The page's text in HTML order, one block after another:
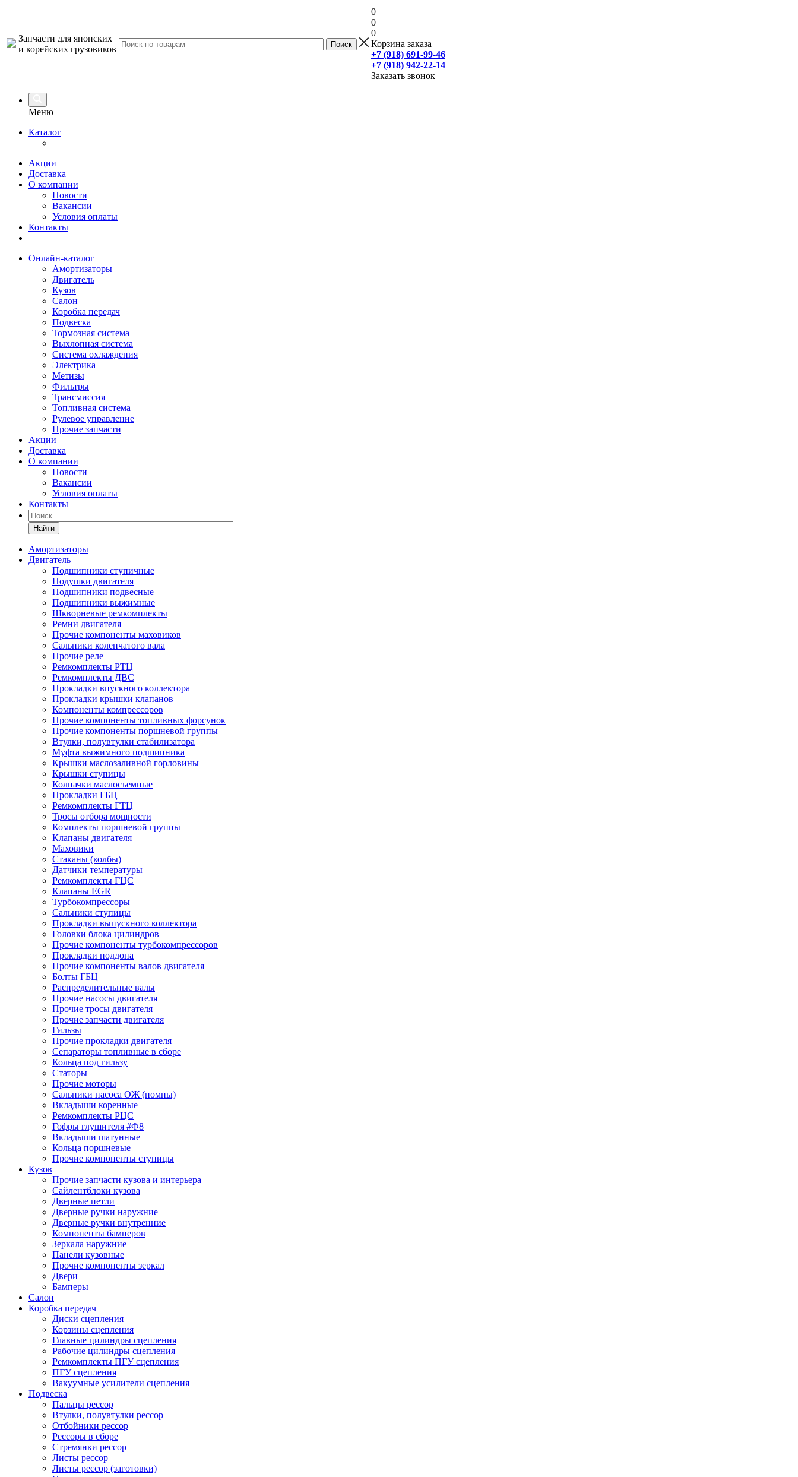
Запчасти для японских
и корейских грузовиков
0
0
0
Корзина заказа
+7 (918) 691-99-46
+7 (918) 942-22-14
Заказать звонок
Меню
Каталог
Акции
Доставка
О компании
Новости
Вакансии
Условия оплаты
Контакты
Онлайн-каталог
Амортизаторы
Двигатель
Кузов
Салон
Коробка передач
Подвеска
Тормозная система
Выхлопная система
Система охлаждения
Электрика
Метизы
Фильтры
Трансмиссия
Топливная система
Рулевое управление
Прочие запчасти
Акции
Доставка
О компании
Новости
Вакансии
Условия оплаты
Контакты
Найти
Амортизаторы
Двигатель
Подшипники ступичные
Подушки двигателя
Подшипники подвесные
Подшипники выжимные
Шкворневые ремкомплекты
Ремни двигателя
Прочие компоненты маховиков
Сальники коленчатого вала
Прочие реле
Ремкомплекты РТЦ
Ремкомплекты ДВС
Прокладки впускного коллектора
Прокладки крышки клапанов
Компоненты компрессоров
Прочие компоненты топливных форсунок
Прочие компоненты поршневой группы
Втулки, полувтулки стабилизатора
Муфта выжимного подшипника
Крышки маслозаливной горловины
Крышки ступицы
Колпачки маслосъемные
Прокладки ГБЦ
Ремкомплекты ГТЦ
Тросы отбора мощности
Комплекты поршневой группы
Клапаны двигателя
Маховики
Стаканы (колбы)
Датчики температуры
Ремкомплекты ГЦС
Клапаны EGR
Турбокомпрессоры
Сальники ступицы
Прокладки выпускного коллектора
Головки блока цилиндров
Прочие компоненты турбокомпрессоров
Прокладки поддона
Прочие компоненты валов двигателя
Болты ГБЦ
Распределительные валы
Прочие насосы двигателя
Прочие тросы двигателя
Прочие запчасти двигателя
Гильзы
Прочие прокладки двигателя
Сепараторы топливные в сборе
Кольца под гильзу
Статоры
Прочие моторы
Сальники насоса ОЖ (помпы)
Вкладыши коренные
Ремкомплекты РЦС
Гофры глушителя #Ф8
Вкладыши шатунные
Кольца поршневые
Прочие компоненты ступицы
Кузов
Прочие запчасти кузова и интерьера
Сайлентблоки кузова
Дверные петли
Дверные ручки наружние
Дверные ручки внутренние
Компоненты бамперов
Зеркала наружние
Панели кузовные
Прочие компоненты зеркал
Двери
Бамперы
Салон
Коробка передач
Диски сцепления
Корзины сцепления
Главные цилиндры сцепления
Рабочие цилиндры сцепления
Ремкомплекты ПГУ сцепления
ПГУ сцепления
Вакуумные усилители сцепления
Подвеска
Пальцы рессор
Втулки, полувтулки рессор
Отбойники рессор
Рессоры в сборе
Стремянки рессор
Листы рессор
Листы рессор (заготовки)